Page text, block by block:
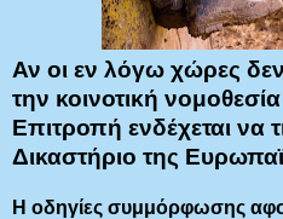
Αν οι εν λόγω χώρες
την κοινοτική
Επιτροπή ενδέχεται να
Δικαστήριο της
Η οδηγίες συμμόρφωσης